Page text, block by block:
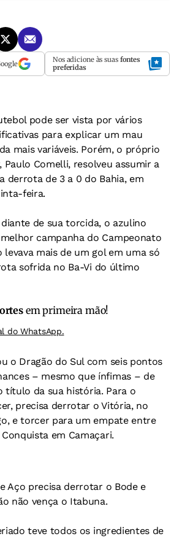
Nos adicione às suas fontes
preferidas
pode ser vista por vários
para explicar um mau
mais variáveis. Porém, o próprio
Comelli, resolveu assumir a
derrota de 3 a 0 do Bahia, em
feira.
de sua torcida, o azulino
campanha do Campeonato
levava mais de um gol em uma só
sofrida no Ba-Vi do último
em primeira mão!
do WhatsApp.
o Dragão do Sul com seis pontos
– mesmo que ínfimas – de
da sua história. Para o
precisa derrotar o Vitória, no
e torcer para um empate entre
em Camaçari.
Aço precisa derrotar o Bode e
não vença o Itabuna.
teve todos os ingredientes de